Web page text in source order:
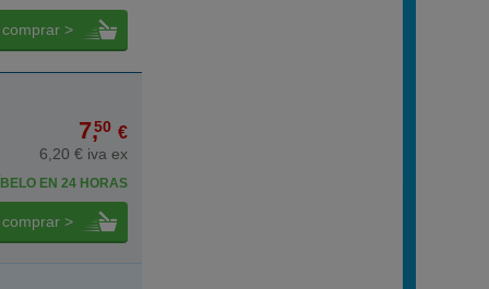
comprar >
7,50 €
6,20 € iva ex
EN 24 HORAS
comprar >